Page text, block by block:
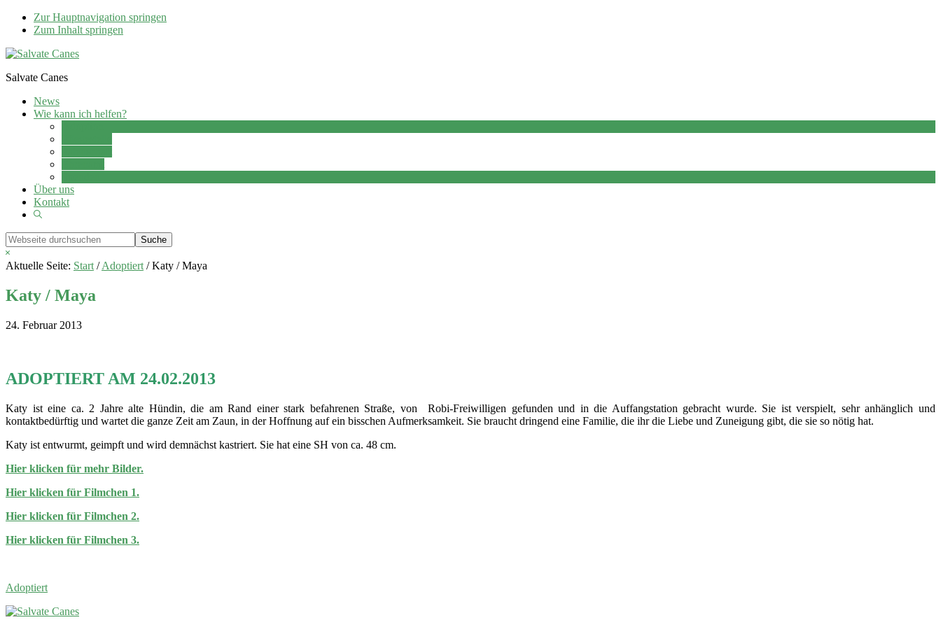
Zur Hauptnavigation springen
Zum Inhalt springen
Salvate Canes
News
Wie kann ich helfen?
Über uns
Kontakt
Show
Webseite
durchsuchen
Hide
Search
Aktuelle Seite: Start / Adoptiert /Katy / Maya
Katy / Maya
24. Februar 2013
ADOPTIERT AM 24.02.2013
Katy ist eine ca. 2 Jahre alte Hündin, die am Rand einer stark befahrenen Straße, von Robi-Freiwilligen gefunden und in die Auffangstation gebracht wurde. Sie ist verspielt, sehr anhänglich und
kontaktbedürftig und wartet die ganze Zeit am Zaun, in der Hoffnung auf ein bisschen Aufmerksamkeit. Sie braucht dringend eine Familie, die ihr die Liebe und Zuneigung gibt, die sie so nötig hat.
Katy ist entwurmt, geimpft und wird demnächst kastriert. Sie hat eine SH von ca. 48 cm.
Hier klicken für mehr Bilder.
Hier klicken für Filmchen 1.
Hier klicken für Filmchen 2.
Hier klicken für Filmchen 3.
Adoptiert